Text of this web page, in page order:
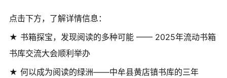
点击下方，了解详情信息：
★ 书箱探宝，发现阅读的多种可能 —— 2025年流动书箱
书库交流大会顺利举办
★ 何以成为阅读的绿洲——中牟县黄店镇书库的三年